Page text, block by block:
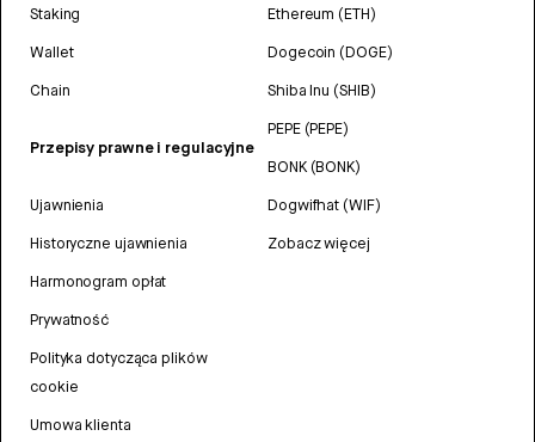
Staking
Wallet
Chain
Przepisy prawne i regulacyjne
Ujawnienia
Historyczne ujawnienia
Harmonogram opłat
Prywatność
Polityka dotycząca plików
cookie
Umowa klienta
Ethereum (ETH)
Dogecoin (DOGE)
Shiba Inu (SHIB)
PEPE (PEPE)
BONK (BONK)
Dogwifhat (WIF)
Zobacz więcej